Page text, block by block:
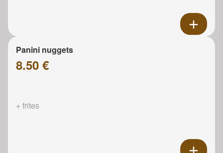
Panini nuggets
8.50 €
+ frites